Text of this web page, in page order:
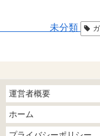
未分類
運営者概要
ホーム